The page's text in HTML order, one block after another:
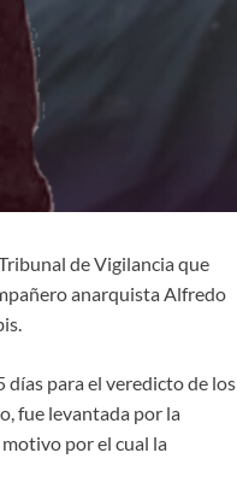
de Vigilancia que
anarquista Alfredo
días para el veredicto de los
fue levantada por la
por el cual la